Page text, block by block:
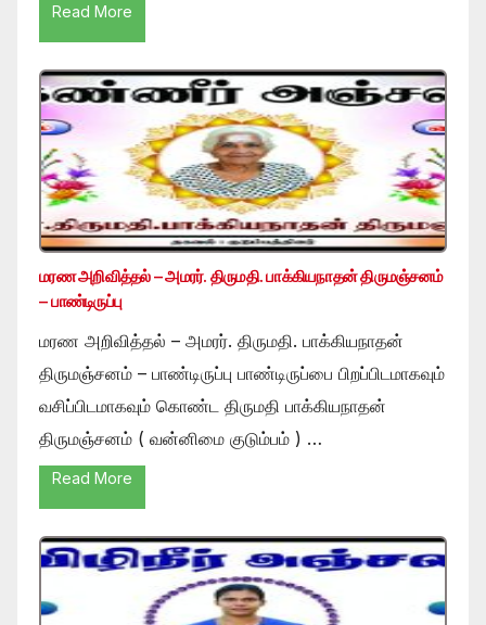
Read More
மரண அறிவித்தல் – அமரர். திருமதி. பாக்கியநாதன் திருமஞ்சனம்
– பாண்டிருப்பு
மரண அறிவித்தல் – அமரர். திருமதி. பாக்கியநாதன்
திருமஞ்சனம் – பாண்டிருப்பு பாண்டிருப்பை பிறப்பிடமாகவும்
வசிப்பிடமாகவும் கொண்ட திருமதி பாக்கியநாதன்
திருமஞ்சனம் ( வன்னிமை குடும்பம் ) …
Read More